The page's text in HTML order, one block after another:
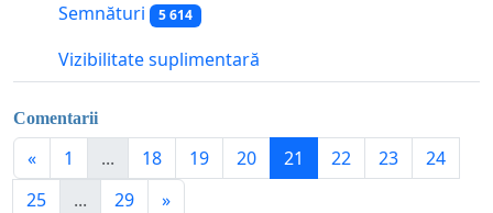
Semnături 5 614
Vizibilitate suplimentară
Comentarii
« 1 ... 18 19 20 21 22 23
24
25
... 29 »